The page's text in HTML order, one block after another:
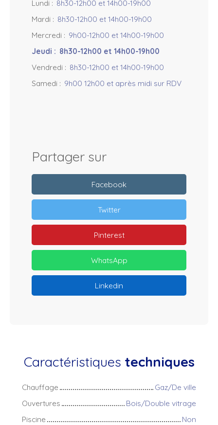
Lundi : 8h30-12h00 et 14h00-19h00
Mardi : 8h30-12h00 et 14h00-19h00
Mercredi : 9h00-12h00 et 14h00-19h00
Jeudi : 8h30-12h00 et 14h00-19h00
Vendredi : 8h30-12h00 et 14h00-19h00
Samedi : 9h00 12h00 et après midi sur RDV
Partager sur
Facebook
Twitter
Pinterest
WhatsApp
Linkedin
Caractéristiques techniques
Chauffage
Gaz/De ville
Ouvertures
Bois/Double vitrage
Piscine
Non